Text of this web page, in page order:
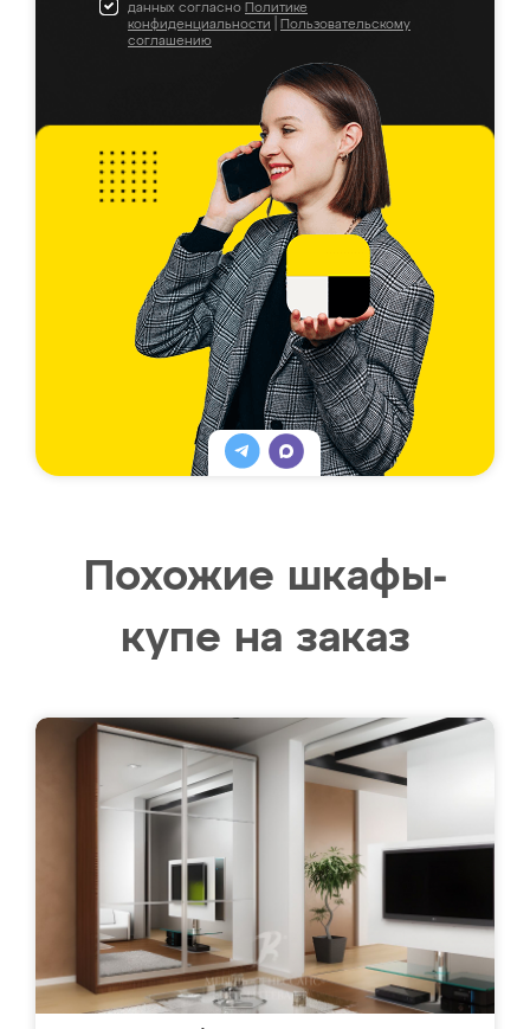
данных согласно Политике
конфиденциальности
Пользовательскому
соглашению
Похожие шкафы-
купе на заказ